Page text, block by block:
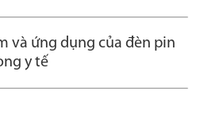
và ứng dụng của đèn pin
y tế